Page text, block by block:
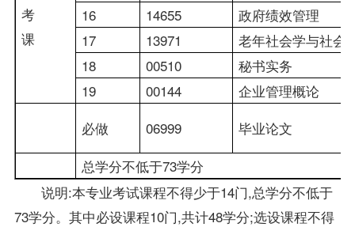
考
课
16
14655
政府绩效管理
17
13971
老年社会学与社会
18
00510
秘书实务
19
00144
企业管理概论
必做
06999
毕业论文
总学分不低于73学分
说明:本专业考试课程不得少于14门,总学分不低于
73学分。其中必设课程10门,共计48学分;选设课程不得